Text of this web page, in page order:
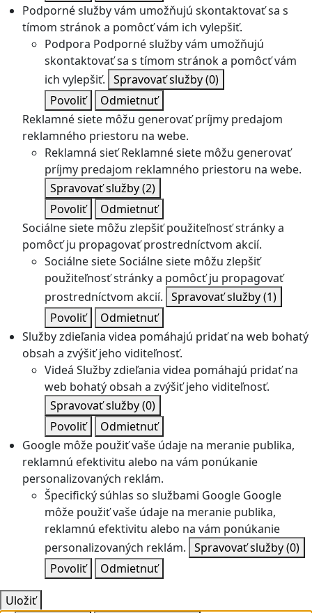
Podporné služby vám umožňujú skontaktovať sa s
tímom stránok a pomôcť vám ich vylepšiť.
Podpora Podporné služby vám umožňujú
skontaktovať sa s tímom stránok a pomôcť vám
ich vylepšiť. Spravovať služby(0)
Povoliť
Odmietnuť
Reklamné siete môžu generovať príjmy predajom
reklamného priestoru na webe.
Reklamná sieť Reklamné siete môžu generovať
príjmy predajom reklamného priestoru na webe.
Spravovať služby(2)
Povoliť
Odmietnuť
Sociálne siete môžu zlepšiť použiteľnosť stránky a
pomôcť ju propagovať prostredníctvom akcií.
Sociálne sieteSociálne siete môžu zlepšiť
použiteľnosť stránky a pomôcť ju propagovať
prostredníctvom akcií. Spravovať služby(1)
Povoliť
Odmietnuť
Služby zdieľania videa pomáhajú pridať na web bohatý
obsah a zvýšiť jeho viditeľnosť.
Videá Služby zdieľania videa pomáhajú pridať na
web bohatý obsah a zvýšiť jeho viditeľnosť.
Spravovať služby(0)
Povoliť
Odmietnuť
Google môže použiť vaše údaje na meranie publika,
reklamnú efektivitu alebo na vám ponúkanie
personalizovaných reklám.
Špecifický súhlas so službami Google Google
môže použiť vaše údaje na meranie publika,
reklamnú efektivitu alebo na vám ponúkanie
personalizovaných reklám. Spravovať služby(0)
Povoliť
Odmietnuť
Uložiť